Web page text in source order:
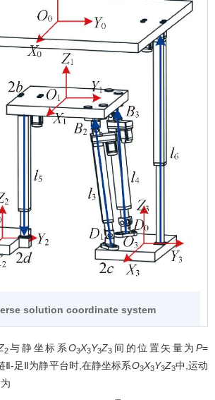
solution coordinate system
2与静坐标系O3X3Y3Z3 间的位置矢量为P=
Ⅱ-足Ⅱ为静平台时,在静坐标系O3X3Y3Z3中,运动